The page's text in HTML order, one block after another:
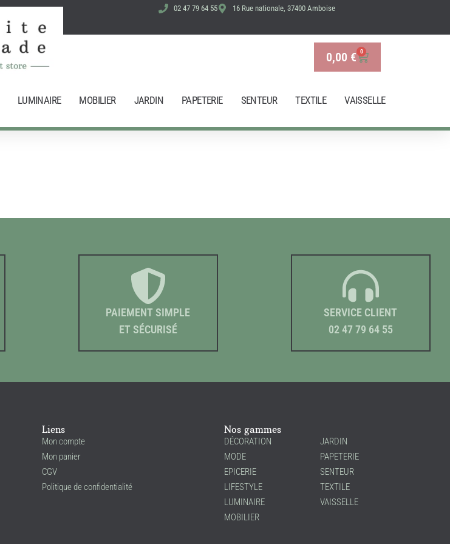
02 47 79 64 55 16 Rue nationale, 37400 Amboise
0,00 € 0
Panier
LUMINAIRE MOBILIER JARDIN PAPETERIE SENTEUR TEXTILE VAISSELLE
PAIEMENT SIMPLE
ET SÉCURISÉ
SERVICE CLIENT
02 47 79 64 55
Liens
Mon compte
Mon panier
CGV
Politique de confidentialité
Nos gammes
DÉCORATION
MODE
EPICERIE
LIFESTYLE
LUMINAIRE
MOBILIER
JARDIN
PAPETERIE
SENTEUR
TEXTILE
VAISSELLE